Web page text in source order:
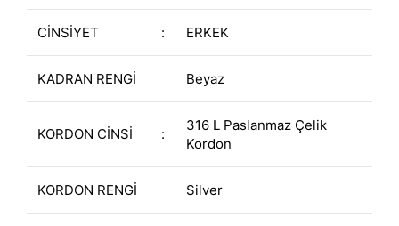
CİNSİYET : ERKEK
KADRAN RENGİ Beyaz
KORDON CİNSİ :
316 L Paslanmaz Çelik
Kordon
KORDON RENGİ Silver